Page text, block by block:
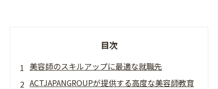
目次
美容師のスキルアップに最適な就職先
ACTJAPANGROUPが提供する高度な美容師教育